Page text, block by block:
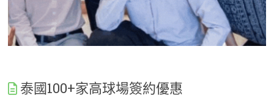
泰國100+家高球場簽約優惠